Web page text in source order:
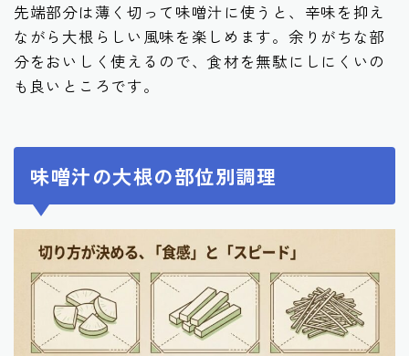
先端部分は薄く切って味噌汁に使うと、辛味を抑え
ながら大根らしい風味を楽しめます。余りがちな部
分をおいしく使えるので、食材を無駄にしにくいの
も良いところです。
味噌汁の大根の部位別調理